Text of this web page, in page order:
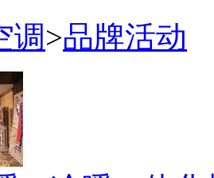
调>品牌活动